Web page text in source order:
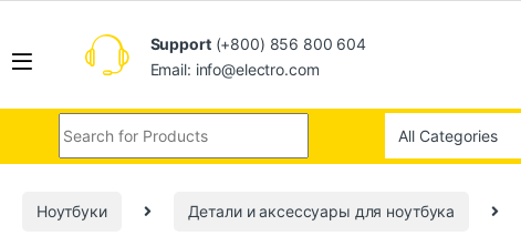
Support(+800) 856 800 604
Email: info@electro.com
Ноутбуки Детали и аксессуары для ноутбука